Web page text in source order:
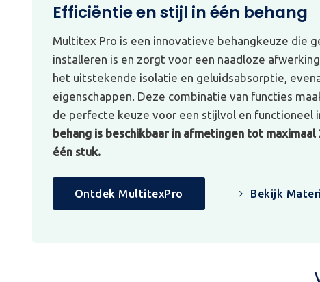
Efficiëntie en stijl in één behang
Multitex Pro is een innovatieve behangkeuze die
installeren is en zorgt voor een naadloze
het uitstekende isolatie en geluidsabsorptie,
eigenschappen. Deze combinatie van functies
de perfecte keuze voor een stijlvol en functioneel
behang is beschikbaar in afmetingen tot
één stuk.
Ontdek MultitexPro Bekijk